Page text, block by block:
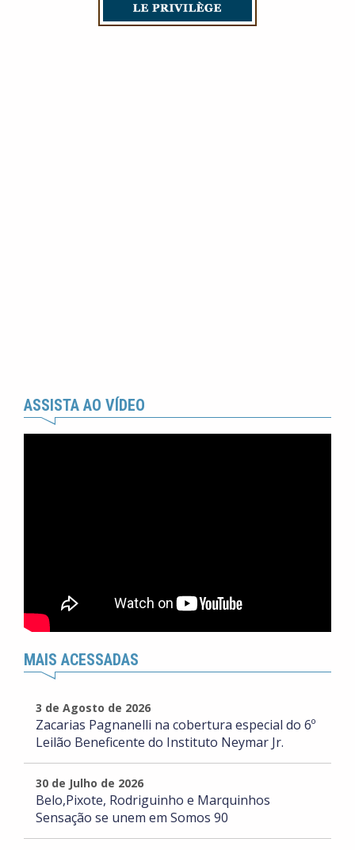
ASSISTA AO VÍDEO
MAIS ACESSADAS
3 de Agosto de 2026
Zacarias Pagnanelli na cobertura especial do 6º
Leilão Beneficente do Instituto Neymar Jr.
30 de Julho de 2026
Belo,Pixote, Rodriguinho e Marquinhos
Sensação se unem em Somos 90